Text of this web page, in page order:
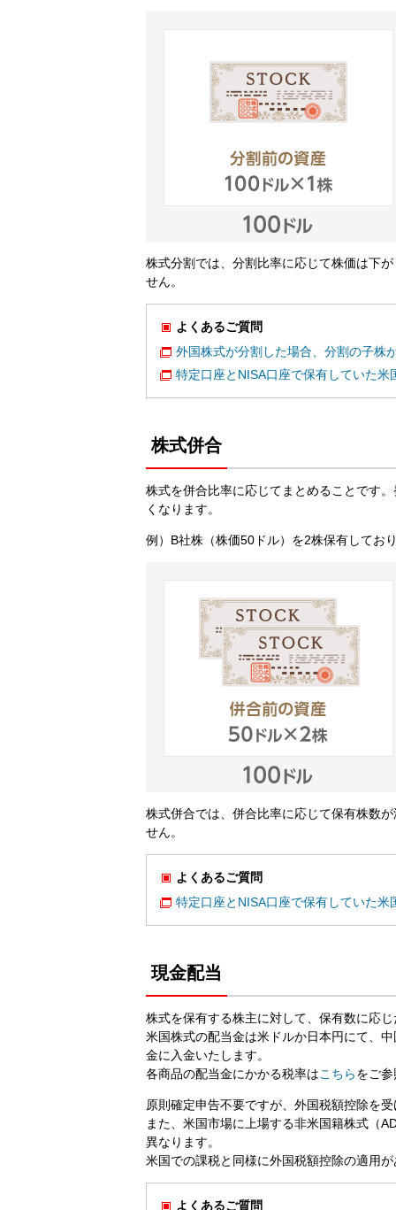
株式分割では、分割比率に応じて株価は下
せん。
よくあるご質問
外国株式が分割した場合、分割の子株
特定口座とNISA口座で保有していた
株式併合
株式を併合比率に応じてまとめることです
くなります。
例）B社株（株価50ドル）を2株保有してお
株式併合では、併合比率に応じて保有株数
せん。
よくあるご質問
特定口座とNISA口座で保有していた
現金配当
株式を保有する株主に対して、保有数に応
米国株式の配当金は米ドルか日本円にて、
金に入金いたします。
各商品の配当金にかかる税率はこちらをご
原則確定申告不要ですが、外国税額控除を
また、米国市場に上場する非米国籍株式（
異なります。
米国での課税と同様に外国税額控除の適用
よくあるご質問